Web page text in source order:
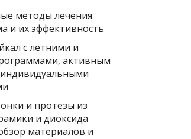
методы лечения
и их эффективность
с летними и
активным
и протезы из
и диоксида
материалов и